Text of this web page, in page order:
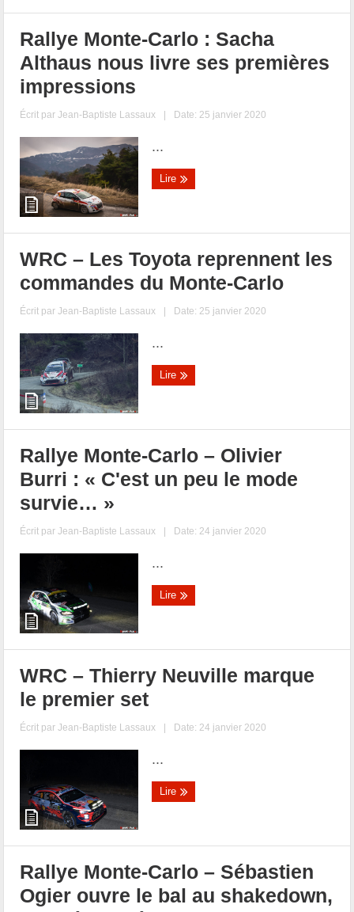
Rallye Monte-Carlo : Sacha
Althaus nous livre ses premières
impressions
Écrit parJean-Baptiste Lassaux | Date: 25 janvier 2020
...
Lire
WRC – Les Toyota reprennent les
commandes du Monte-Carlo
Écrit parJean-Baptiste Lassaux | Date: 25 janvier 2020
...
Lire
Rallye Monte-Carlo – Olivier
Burri : « C'est un peu le mode
survie… »
Écrit parJean-Baptiste Lassaux | Date: 24 janvier 2020
...
Lire
WRC – Thierry Neuville marque
le premier set
Écrit parJean-Baptiste Lassaux | Date: 24 janvier 2020
...
Lire
Rallye Monte-Carlo – Sébastien
Ogier ouvre le bal au shakedown,